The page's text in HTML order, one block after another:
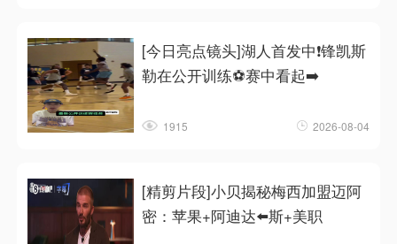
[今日亮点镜头]湖人首发中❗锋凯斯
勒在公开训练⚽赛中看起➡️
1915 2026-08-04
[精剪片段]小贝揭秘梅西加盟迈阿
密：苹果+阿迪达⬅️斯+美职